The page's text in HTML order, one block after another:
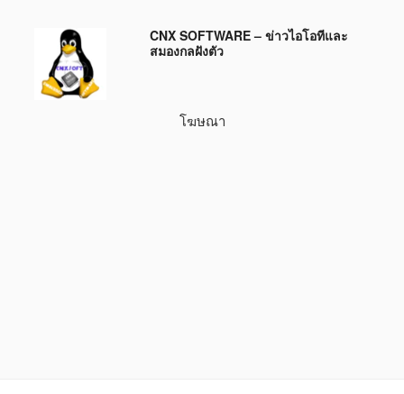
บทความ
CNX SOFTWARE – ข่าวไอโอทีและ
สมองกลฝังตัว
โฆษณา